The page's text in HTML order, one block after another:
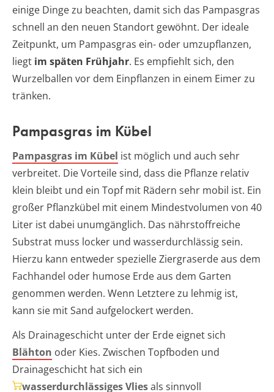
einige Dinge zu beachten, damit sich das Pampasgras
schnell an den neuen Standort gewöhnt. Der ideale
Zeitpunkt, um Pampasgras ein- oder umzupflanzen,
liegt im späten Frühjahr. Es empfiehlt sich, den
Wurzelballen vor dem Einpflanzen in einem Eimer zu
tränken.
Pampasgras im Kübel
Pampasgras im Kübel ist möglich und auch sehr
verbreitet. Die Vorteile sind, dass die Pflanze relativ
klein bleibt und ein Topf mit Rädern sehr mobil ist. Ein
großer Pflanzkübel mit einem Mindestvolumen von 40
Liter ist dabei unumgänglich. Das nährstoffreiche
Substrat muss locker und wasserdurchlässig sein.
Hierzu kann entweder spezielle Ziergraserde aus dem
Fachhandel oder humose Erde aus dem Garten
genommen werden. Wenn Letztere zu lehmig ist,
kann sie mit Sand aufgelockert werden.
Als Drainageschicht unter der Erde eignet sich
Blähton oder Kies. Zwischen Topfboden und
Drainageschicht hat sich ein
wasserdurchlässiges Vliesals sinnvoll